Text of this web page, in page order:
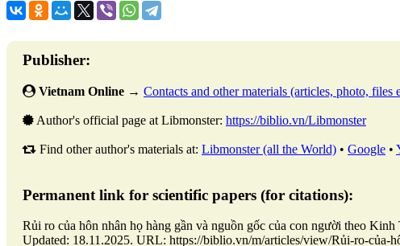
Publisher:
Vietnam Online → Contacts and other materials (articles, photo, files
Author's official page at Libmonster: https://biblio.vn/Libmonster
Find other author's materials at: Libmonster (all the World) • Google •
Permanent link for scientific papers (for citations):
Rủi ro của hôn nhân họ hàng gần và nguồn gốc của con người theo
Updated: 18.11.2025. URL: https://biblio.vn/m/articles/view/Rủi-ro-của-